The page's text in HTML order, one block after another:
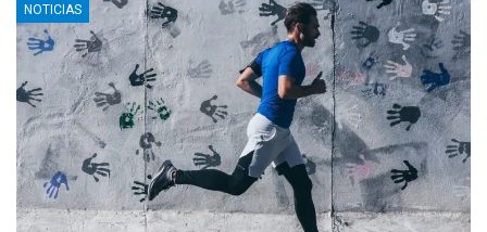
NOTICIAS